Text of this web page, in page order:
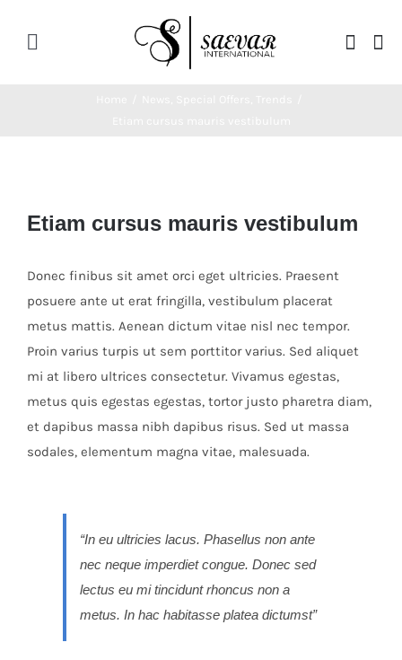
Toggle
Contatct Us
Larger
Etiam cursus mauris vestibulum
Donec finibus sit amet orci eget ultricies. Praesent
posuere ante ut erat fringilla, vestibulum placerat
metus mattis. Aenean dictum vitae nisl nec tempor.
Proin varius turpis ut sem porttitor varius. Sed aliquet
mi at libero ultrices consectetur. Vivamus egestas,
metus quis egestas egestas, tortor justo pharetra diam,
et dapibus massa nibh dapibus risus. Sed ut massa
sodales, elementum magna vitae, malesuada.
“In eu ultricies lacus. Phasellus non ante
nec neque imperdiet congue. Donec sed
lectus eu mi tincidunt rhoncus non a
metus. In hac habitasse platea dictumst”